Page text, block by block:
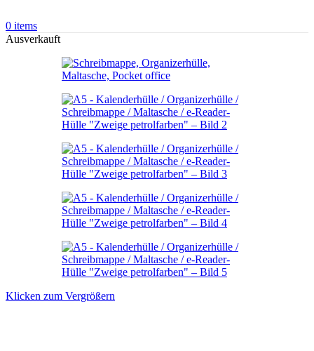
0 items
Ausverkauft
Klicken zum Vergrößern